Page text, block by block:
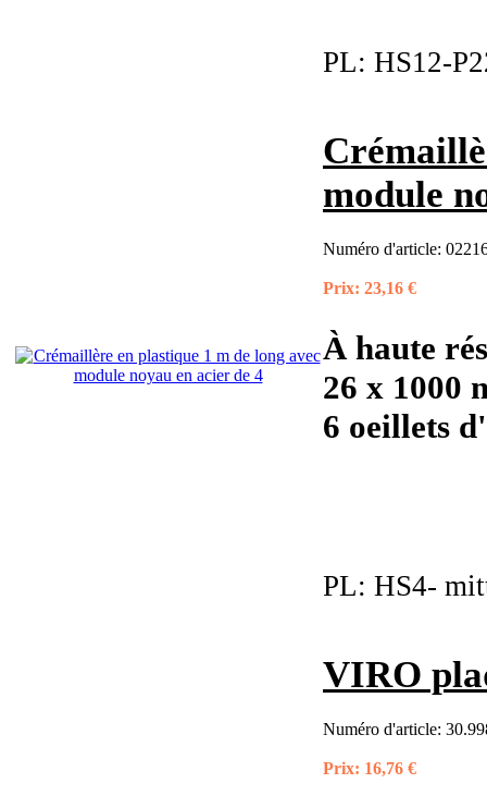
PL: HS12-
module
Numéro d'article:
Prix: 23,16 €
À haute
26 x 1000
6 oeillets
PL: HS4-
VIRO
Numéro d'article:
Prix: 16,76 €